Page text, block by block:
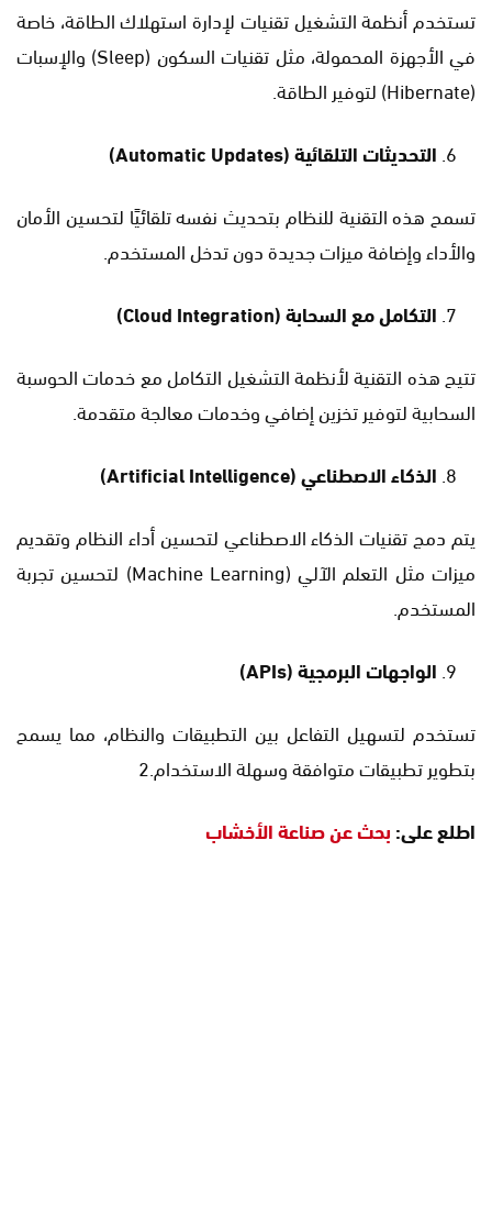
تستخدم أنظمة التشغيل تقنيات لإدارة استهلاك الطاقة، خاصة
في الأجهزة المحمولة، مثل تقنيات السكون (Sleep) والإسبات
(Hibernate) لتوفير الطاقة.
التحديثات التلقائية(Automatic Updates)
تسمح هذه التقنية للنظام بتحديث نفسه تلقائيًا لتحسين الأمان
والأداء وإضافة ميزات جديدة دون تدخل المستخدم.
التكامل مع السحابة(Cloud Integration)
تتيح هذه التقنية لأنظمة التشغيل التكامل مع خدمات الحوسبة
السحابية لتوفير تخزين إضافي وخدمات معالجة متقدمة.
الذكاء الاصطناعي(Artificial Intelligence)
يتم دمج تقنيات الذكاء الاصطناعي لتحسين أداء النظام وتقديم
ميزات مثل التعلم الآلي (Machine Learning) لتحسين تجربة
المستخدم.
الواجهات البرمجية(APIs)
تستخدم لتسهيل التفاعل بين التطبيقات والنظام، مما يسمح
بتطوير تطبيقات متوافقة وسهلة الاستخدام.2
اطلع على:بحث عن صناعة الأخشاب